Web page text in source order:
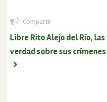
Compartir
Libre Rito Alejo del Río,
verdad sobre sus crímenes